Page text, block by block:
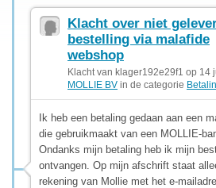
Klacht over niet
bestelling via malafide
webshop
Klacht van klager192e29f1 op 14
MOLLIE BV in de categorie
Ik heb een betaling gedaan aan een
die gebruikmaakt van een MOLLIE-
Ondanks mijn betaling heb ik mijn
ontvangen. Op mijn afschrift staat
rekening van Mollie met het e-